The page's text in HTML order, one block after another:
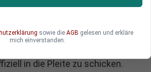
arbeiten hinter den
könnte. Alle öffentlichen
über einen Grexit sind reine
in die Pleite zu schicken.
sowie die AGB gelesen und erkläre
mich einverstanden.